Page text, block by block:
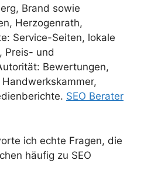
Brand sowie
Herzogenrath,
Service-Seiten, lokale
Preis- und
Bewertungen,
SEO Berater
ich echte Fragen, die
häufig zu SEO